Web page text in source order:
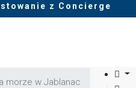
z Concierge
morze w Jablanac